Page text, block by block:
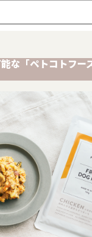
な「ペトコトフ